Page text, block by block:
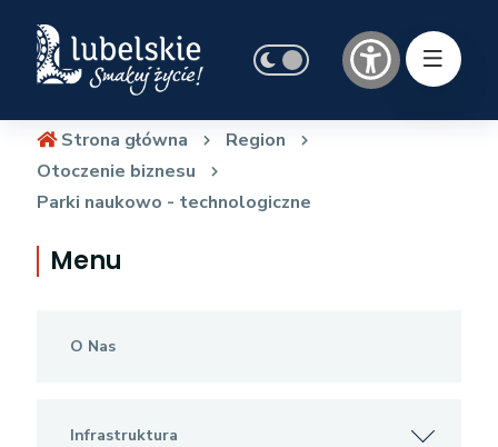
Strona główna
Region
Otoczenie biznesu
Parki naukowo - technologiczne
Menu
O Nas
Infrastruktura